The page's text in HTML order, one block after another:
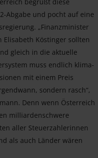
Abgabe und pocht auf eine
„Finanzminister
Köstinger sollten
gleich in die aktuelle
muss endlich klima-
mit einem Preis
sondern rasch“,
Denn wenn Österreich
milliardenschwere
aller Steuerzahlerinnen
als auch Länder wären